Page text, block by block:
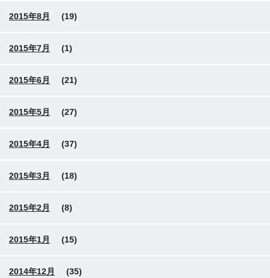
2015年8月 (19)
2015年7月 (1)
2015年6月 (21)
2015年5月 (27)
2015年4月 (37)
2015年3月 (18)
2015年2月 (8)
2015年1月 (15)
2014年12月 (35)